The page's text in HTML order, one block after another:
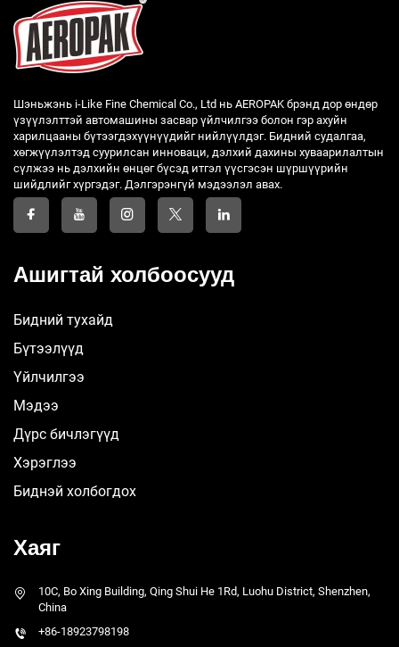
Шэньжэнь i-Like Fine Chemical Co., Ltd нь AEROPAK брэнд дор өндөр
үзүүлэлттэй автомашины засвар үйлчилгээ болон гэр ахуйн
харилцааны бүтээгдэхүүнүүдийг нийлүүлдэг. Бидний судалгаа,
хөгжүүлэлтэд суурилсан инноваци, дэлхий дахины хуваарилалтын
сүлжээ нь дэлхийн өнцөг бүсэд итгэл үүсгэсэн шүршүүрийн
шийдлийг хүргэдэг. Дэлгэрэнгүй мэдээлэл авах.
Ашигтай холбоосууд
Бидний тухайд
Бүтээлүүд
Үйлчилгээ
Мэдээ
Дүрс бичлэгүүд
Хэрэглээ
Биднэй холбогдох
Хаяг
10C, Bo Xing Building, Qing Shui He 1Rd, Luohu District, Shenzhen,
China
+86-18923798198